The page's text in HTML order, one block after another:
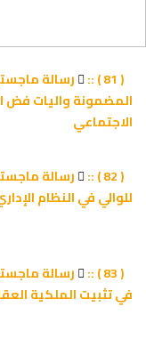
رسالة ماجستير
المضمونة واليات فض
الاجتماعي
رسالة ماجستير
للوالي في النظام الإداري
رسالة
في تثبيت الملكية